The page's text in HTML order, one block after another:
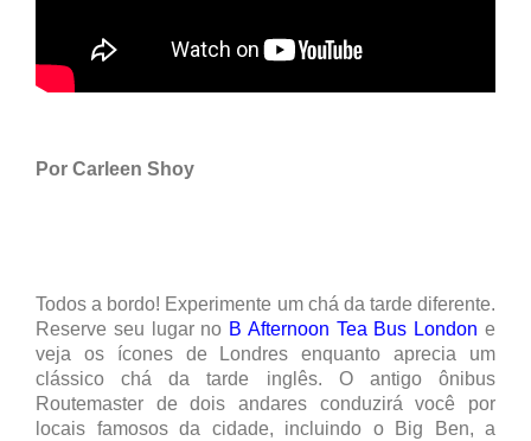
Por Carleen Shoy
Todos a bordo! Experimente um chá da tarde diferente.
Reserve seu lugar no B Afternoon Tea Bus London e
veja os ícones de Londres enquanto aprecia um
clássico chá da tarde inglês. O antigo ônibus
Routemaster de dois andares conduzirá você por
locais famosos da cidade, incluindo o Big Ben, a